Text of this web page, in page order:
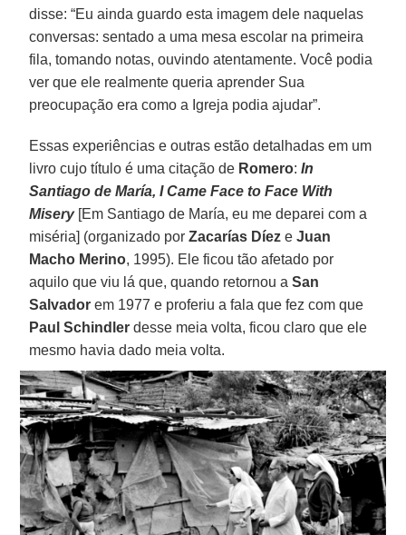
disse: “Eu ainda guardo esta imagem dele naquelas
conversas: sentado a uma mesa escolar na primeira
fila, tomando notas, ouvindo atentamente. Você podia
ver que ele realmente queria aprender Sua
preocupação era como a Igreja podia ajudar”.
Essas experiências e outras estão detalhadas em um
livro cujo título é uma citação de Romero: In
Santiago de María, I Came Face to Face With
Misery[Em Santiago de María, eu me deparei com a
miséria] (organizado porZacarías Díez eJuan
Macho Merino, 1995). Ele ficou tão afetado por
aquilo que viu lá que, quando retornou aSan
Salvador em 1977 e proferiu a fala que fez com que
Paul Schindler desse meia volta, ficou claro que ele
mesmo havia dado meia volta.